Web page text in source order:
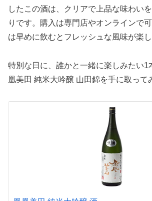
したこの酒は、クリアで上品な味わい
りです。購入は専門店やオンラインで
は早めに飲むとフレッシュな風味が楽し
特別な日に、誰かと一緒に楽しみたい1
凰美田 純米大吟醸 山田錦を手に取って